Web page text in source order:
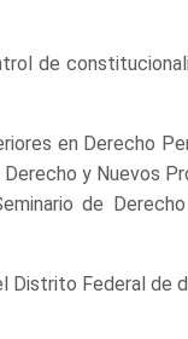
de
en Derecho
y Nuevos
de
Distrito Federal de